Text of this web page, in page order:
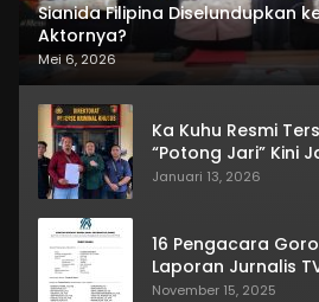
Sianida Filipina Diselundupkan
Aktornya?
Mei 6, 2026
Ka Kuhu Resmi
“Potong Jari” Kini
Januari 13, 2026
16 Pengacara
Laporan Jurnalis
November 15, 2025